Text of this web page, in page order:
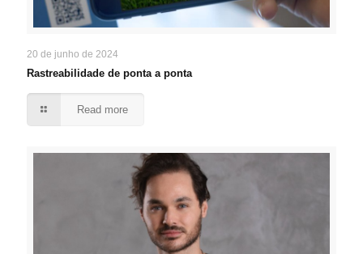
20 de junho de 2024
Rastreabilidade de ponta a ponta
Read more